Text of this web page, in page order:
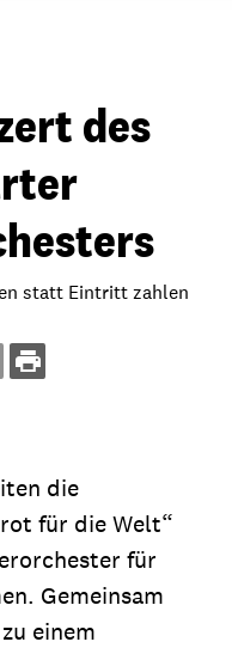
des
statt Eintritt zahlen
die
für die Welt“
für
Gemeinsam
einem